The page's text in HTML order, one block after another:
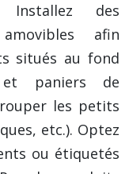
Installez des
afin
situés au fond
paniers de
les petits
etc.). Optez
ou étiquetés